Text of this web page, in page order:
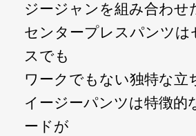
ジージャンを組み合わ
センタープレスパンツ
スでも
ワークでもない独特な
イージーパンツは特徴
ードが